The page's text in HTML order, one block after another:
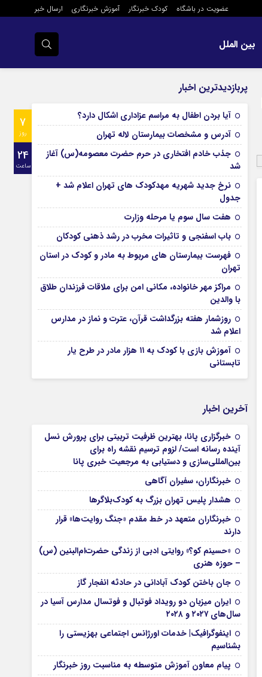
عضویت در باشگاه کودک خبرنگار آموزش خبرنگاری ارسال خبر
بین الملل
پربازدیدترین اخبار
7
روز
24
ساعت
آیا بردن اطفال به مراسم عزادارى اشکال دارد؟
آدرس و مشخصات بیمارستان لاله تهران
جذب خادم افتخاری در حرم حضرت معصومه(س) آغاز
شد
نرخ جدید شهریه مهدکودک های تهران اعلام شد +
جدول
هفت سال سوم یا مرحله وزارت
باب اسفنجی و تاثیرات مخرب در رشد ذهنی کودکان
فهرست بیمارستان های مربوط به مادر و کودک در استان
تهران
مراکز مهر خانواده، مکانی امن برای ملاقات فرزندان طلاق
با والدین
روزشمار هفته بزرگداشت قرآن، عترت و نماز در مدارس
اعلام شد
آموزش بازی با کودک به ۱۱ هزار مادر در طرح یار
تابستانی
آخرین اخبار
خبرگزاری پانا، بهترین ظرفیت تربیتی برای پرورش نسل
آینده رسانه است/ لزوم ترسیم نقشه راه برای
بین‌المللی‌سازی و دستیابی به مرجعیت خبری پانا
خبرنگاران، سفیران آگاهی
هشدار پلیس تهران بزرگ به کودک‌بلاگرها
خبرنگاران متعهد در خط مقدم «جنگ روایت‌ها» قرار
دارند
«حسینم کو؟» روایتی ادبی از زندگی حضرت‌ام‌البنین (س)
– حوزه هنری
جان باختن کودک آبادانی در حادثه انفجار گاز
ایران میزبان دو رویداد فوتبال و فوتسال مدارس آسیا در
سال‌های ۲۰۲۷ و ۲۰۲۸
اینفوگرافیک| خدمات اورژانس اجتماعی بهزیستی را
بشناسیم
پیام معاون آموزش متوسطه به مناسبت روز خبرنگار